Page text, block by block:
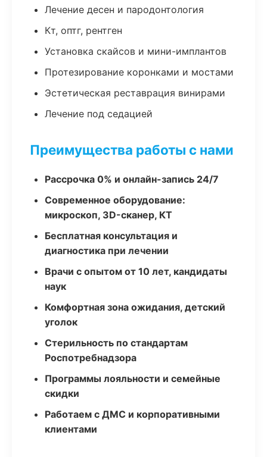
Лечение десен и пародонтология
Кт, оптг, рентген
Установка скайсов и мини-имплантов
Протезирование коронками и мостами
Эстетическая реставрация винирами
Лечение под седацией
Преимущества работы с нами
Рассрочка 0% и онлайн-запись 24/7
Современное оборудование:
микроскоп, 3D-сканер, КТ
Бесплатная консультация и
диагностика при лечении
Врачи с опытом от 10 лет, кандидаты
наук
Комфортная зона ожидания, детский
уголок
Стерильность по стандартам
Роспотребнадзора
Программы лояльности и семейные
скидки
Работаем с ДМС и корпоративными
клиентами